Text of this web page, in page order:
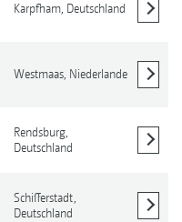
Karpfham, Deutschland
Westmaas, Niederlande
Rendsburg,
Deutschland
Schifferstadt,
Deutschland